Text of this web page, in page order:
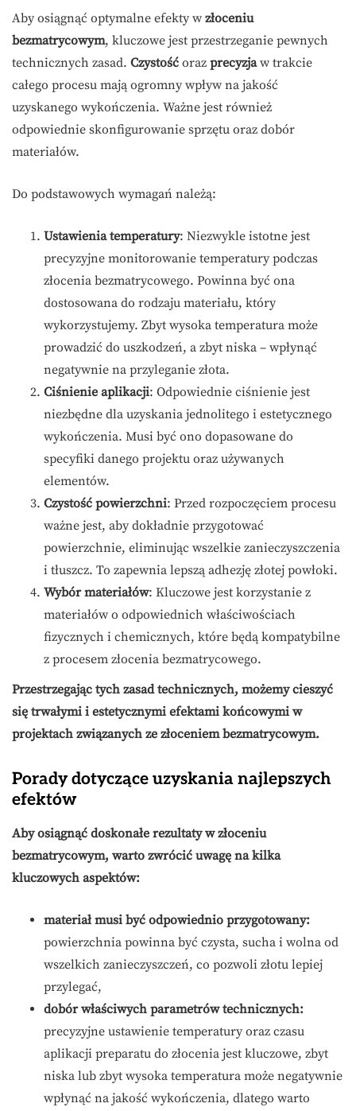
Aby osiągnąć optymalne efekty w złoceniu
bezmatrycowym, kluczowe jest przestrzeganie pewnych
technicznych zasad. Czystość oraz precyzjaw trakcie
całego procesu mają ogromny wpływ na jakość
uzyskanego wykończenia. Ważne jest również
odpowiednie skonfigurowanie sprzętu oraz dobór
materiałów.
Do podstawowych wymagań należą:
Ustawienia temperatury: Niezwykle istotne jest
precyzyjne monitorowanie temperatury podczas
złocenia bezmatrycowego. Powinna być ona
dostosowana do rodzaju materiału, który
wykorzystujemy. Zbyt wysoka temperatura może
prowadzić do uszkodzeń, a zbyt niska – wpłynąć
negatywnie na przyleganie złota.
Ciśnienie aplikacji: Odpowiednie ciśnienie jest
niezbędne dla uzyskania jednolitego i estetycznego
wykończenia. Musi być ono dopasowane do
specyfiki danego projektu oraz używanych
elementów.
Czystość powierzchni: Przed rozpoczęciem procesu
ważne jest, aby dokładnie przygotować
powierzchnie, eliminując wszelkie zanieczyszczenia
i tłuszcz. To zapewnia lepszą adhezję złotej powłoki.
Wybór materiałów: Kluczowe jest korzystanie z
materiałów o odpowiednich właściwościach
fizycznych i chemicznych, które będą kompatybilne
z procesem złocenia bezmatrycowego.
Przestrzegając tych zasad technicznych, możemy cieszyć
się trwałymi i estetycznymi efektami końcowymi w
projektach związanych ze złoceniem bezmatrycowym.
Porady dotyczące uzyskania najlepszych
efektów
Aby osiągnąć doskonałe rezultaty w złoceniu
bezmatrycowym, warto zwrócić uwagę na kilka
kluczowych aspektów:
materiał musi być odpowiednio przygotowany:
powierzchnia powinna być czysta, sucha i wolna od
wszelkich zanieczyszczeń, co pozwoli złotu lepiej
przylegać,
dobór właściwych parametrów technicznych:
precyzyjne ustawienie temperatury oraz czasu
aplikacji preparatu do złocenia jest kluczowe, zbyt
niska lub zbyt wysoka temperatura może negatywnie
wpłynąć na jakość wykończenia, dlatego warto